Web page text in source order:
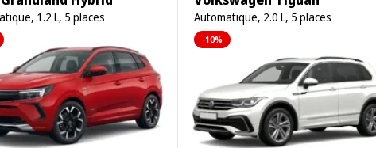
1.2 L, 5 places Automatique, 2.0 L, 5 places
-10%